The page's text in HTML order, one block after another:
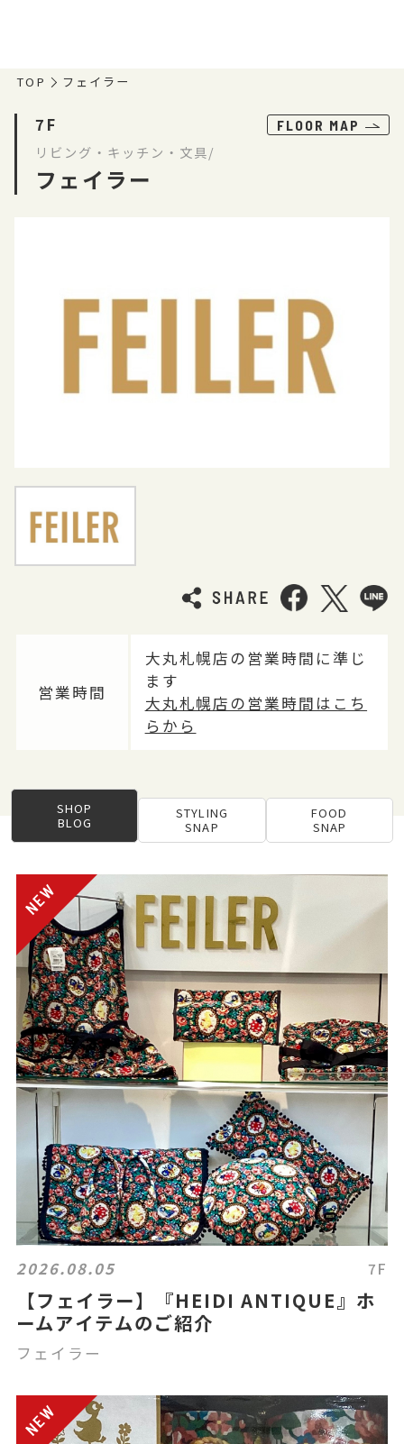
TOP フェイラー
7F FLOOR MAP
リビング・キッチン・文具/
フェイラー
営業時間
大丸札幌店の営業時間に準じ
ます
大丸札幌店の営業時間はこち
らから
SHOP
BLOG
STYLING
SNAP
FOOD
SNAP
2026.08.05 7F
【フェイラー】『HEIDI ANTIQUE』ホ
ームアイテムのご紹介
フェイラー